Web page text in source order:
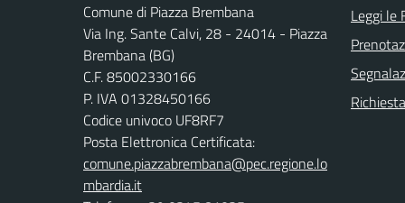
Comune di Piazza Brembana
Via Ing. Sante Calvi, 28 - 24014 - Piazza
Brembana (BG)
C.F. 85002330166
P. IVA 01328450166
Codice univoco UF8RF7
Posta Elettronica Certificata:
comune.piazzabrembana@pec.regione.lo
mbardia.it
Leggi le